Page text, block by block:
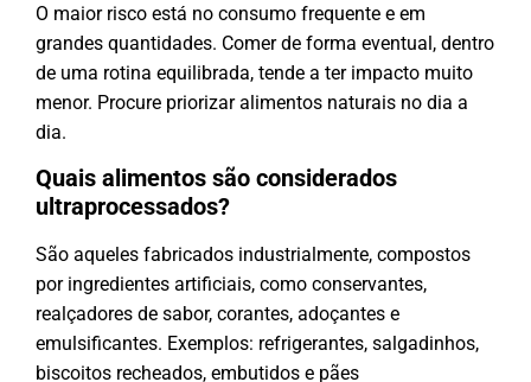
O maior risco está no consumo frequente e em
grandes quantidades. Comer de forma eventual, dentro
de uma rotina equilibrada, tende a ter impacto muito
menor. Procure priorizar alimentos naturais no dia a
dia.
Quais alimentos são considerados
ultraprocessados?
São aqueles fabricados industrialmente, compostos
por ingredientes artificiais, como conservantes,
realçadores de sabor, corantes, adoçantes e
emulsificantes. Exemplos: refrigerantes, salgadinhos,
biscoitos recheados, embutidos e pães